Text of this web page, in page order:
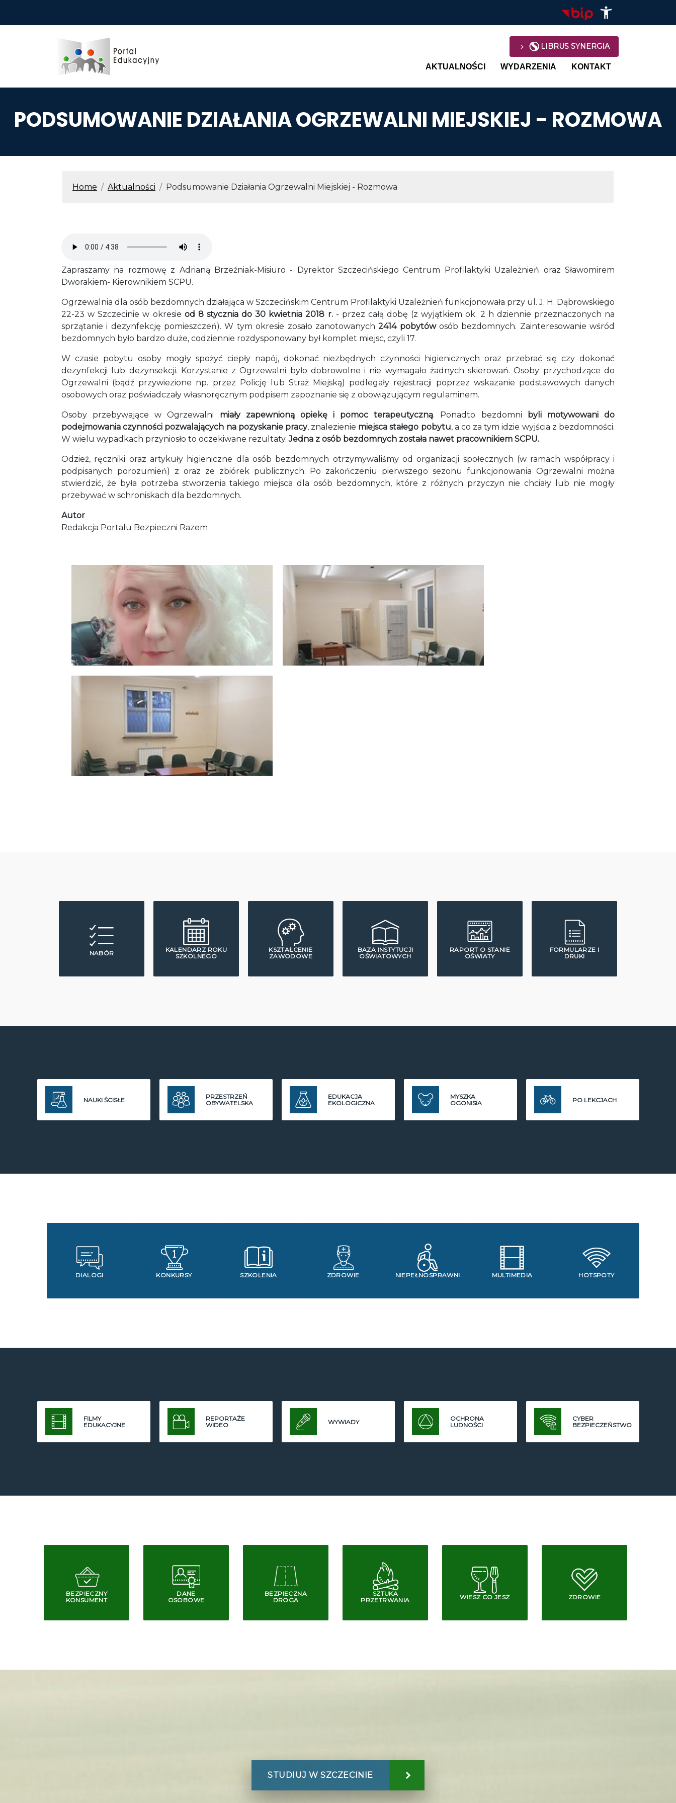
LIBRUS SYNERGIA
Main navigation
AKTUALNOŚCI WYDARZENIA KONTAKT
PODSUMOWANIE DZIAŁANIA OGRZEWALNI MIEJSKIEJ - ROZMOWA
ŚCIEŻKA NAWIGACYJNA
Home Aktualności Podsumowanie Działania Ogrzewalni Miejskiej - Rozmowa
Zapraszamy na rozmowę z Adrianą Brzeźniak-Misiuro - Dyrektor Szczecińskiego Centrum Profilaktyki Uzależnień oraz Sławomirem
Dworakiem- Kierownikiem SCPU.
Ogrzewalnia dla osób bezdomnych działająca w Szczecińskim Centrum Profilaktyki Uzależnień funkcjonowała przy ul. J. H. Dąbrowskiego
22-23 w Szczecinie w okresie od 8 stycznia do 30 kwietnia 2018 r.- przez całą dobę (z wyjątkiem ok. 2 h dziennie przeznaczonych na
sprzątanie i dezynfekcję pomieszczeń). W tym okresie zosało zanotowanych2414 pobytówosób bezdomnych. Zainteresowanie wśród
bezdomnych było bardzo duże, codziennie rozdysponowany był komplet miejsc, czyli 17.
W czasie pobytu osoby mogły spożyć ciepły napój, dokonać niezbędnych czynności higienicznych oraz przebrać się czy dokonać
dezynfekcji lub dezynsekcji. Korzystanie z Ogrzewalni było dobrowolne i nie wymagało żadnych skierowań. Osoby przychodzące do
Ogrzewalni (bądź przywiezione np. przez Policję lub Straż Miejską) podlegały rejestracji poprzez wskazanie podstawowych danych
osobowych oraz poświadczały własnoręcznym podpisem zapoznanie się z obowiązującym regulaminem.
Osoby przebywające w Ogrzewalni miały zapewnioną opiekę i pomoc terapeutyczną. Ponadto bezdomni byli motywowani do
podejmowania czynności pozwalających na pozyskanie pracy, znalezienie miejsca stałego pobytu, a co za tym idzie wyjścia z bezdomności.
W wielu wypadkach przyniosło to oczekiwane rezultaty. Jedna z osób bezdomnych została nawet pracownikiem SCPU.
Odzież, ręczniki oraz artykuły higieniczne dla osób bezdomnych otrzymywaliśmy od organizacji społecznych (w ramach współpracy i
podpisanych porozumień) z oraz ze zbiórek publicznych. Po zakończeniu pierwszego sezonu funkcjonowania Ogrzewalni można
stwierdzić, że była potrzeba stworzenia takiego miejsca dla osób bezdomnych, które z różnych przyczyn nie chciały lub nie mogły
przebywać w schroniskach dla bezdomnych.
Autor
Redakcja Portalu Bezpieczni Razem
NABÓR
KALENDARZ ROKU
SZKOLNEGO
KSZTAŁCENIE
ZAWODOWE
BAZA INSTYTUCJI
OŚWIATOWYCH
RAPORT O STANIE
OŚWIATY
FORMULARZE I
DRUKI
NAUKI ŚCISŁE
PRZESTRZEŃ
OBYWATELSKA
EDUKACJA
EKOLOGICZNA
MYSZKA
OGONISIA
PO LEKCJACH
DIALOGI KONKURSY SZKOLENIA ZDROWIE NIEPEŁNOSPRAWNI MULTIMEDIA HOTSPOTY
FILMY
EDUKACYJNE
REPORTAŻE
WIDEO
WYWIADY
OCHRONA
LUDNOŚCI
CYBER
BEZPIECZEŃSTWO
BEZPIECZNY
KONSUMENT
DANE
OSOBOWE
BEZPIECZNA
DROGA
SZTUKA
PRZETRWANIA
WIESZ CO JESZ ZDROWIE
STUDIUJ W SZCZECINIE